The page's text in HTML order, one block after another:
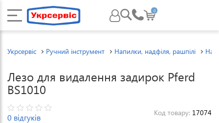
0
Укрсервіс Ручний інструмент Напилки, надфіля, рашпілі
Лезо для видалення задирок Pferd
BS1010
0 відгуків Код товару: 17074